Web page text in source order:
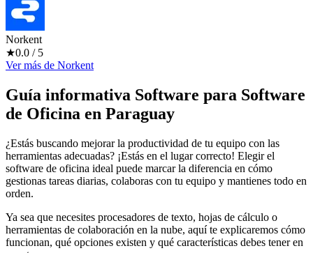
Norkent
★0.0 / 5
Ver más de Norkent
Guía informativa Software para Software
de Oficina en Paraguay
¿Estás buscando mejorar la productividad de tu equipo con las
herramientas adecuadas? ¡Estás en el lugar correcto! Elegir el
software de oficina ideal puede marcar la diferencia en cómo
gestionas tareas diarias, colaboras con tu equipo y mantienes todo en
orden.
Ya sea que necesites procesadores de texto, hojas de cálculo o
herramientas de colaboración en la nube, aquí te explicaremos cómo
funcionan, qué opciones existen y qué características debes tener en